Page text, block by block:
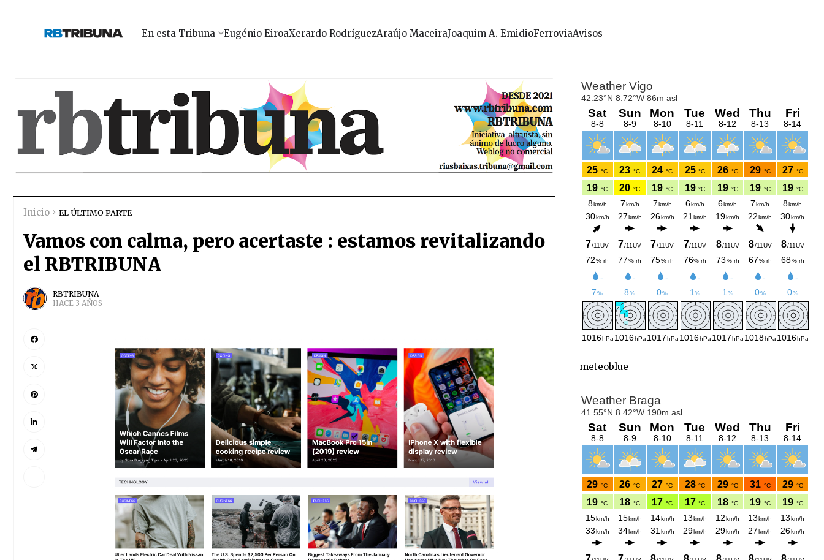
En esta Tribuna Eugénio EiroaXerardo RodríguezAraújo MaceiraJoaquim A. EmidioFerroviaAvisos
Inicio EL ÚLTIMO PARTE
Vamos con calma, pero acertaste : estamos revitalizando
el RBTRIBUNA
RBTRIBUNA
HACE 3 AÑOS
meteoblue